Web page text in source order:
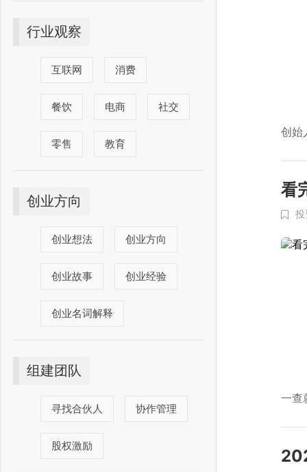
行业观察
互联网 消费
餐饮 电商 社交
零售 教育
创业方向
创业想法 创业方向
创业故事 创业经验
创业名词解释
组建团队
寻找合伙人 协作管理
股权激励
创始
看
投
一查